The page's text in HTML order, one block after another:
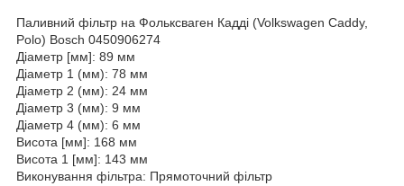
Паливний фільтр на Фольксваген Кадді (Volkswagen Caddy,
Polo) Bosch 0450906274
Діаметр [мм]: 89 мм
Діаметр 1 (мм): 78 мм
Діаметр 2 (мм): 24 мм
Діаметр 3 (мм): 9 мм
Діаметр 4 (мм): 6 мм
Висота [мм]: 168 мм
Висота 1 [мм]: 143 мм
Виконування фільтра: Прямоточний фільтр